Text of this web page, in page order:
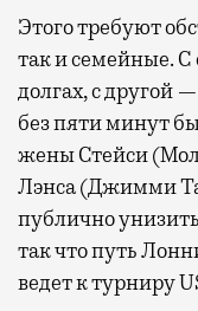
Этого требуют
так и семейные.
долгах, с другой
без пяти минут
жены Стейси
Лэнса (Джимми
публично
так что путь
ведет к турниру